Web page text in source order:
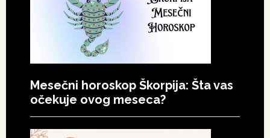
Mesečni horoskop Škorpija: Šta vas
očekuje ovog meseca?